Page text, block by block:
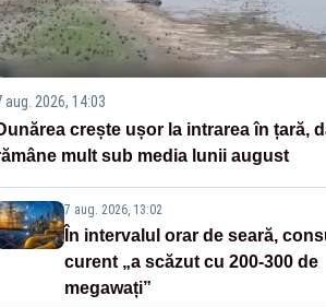
aug. 2026, 14:03
crește ușor la intrarea în țară,
mult sub media lunii august
7 aug. 2026, 13:02
În intervalul orar de seară,
curent „a scăzut cu 200-300 de
megawați”